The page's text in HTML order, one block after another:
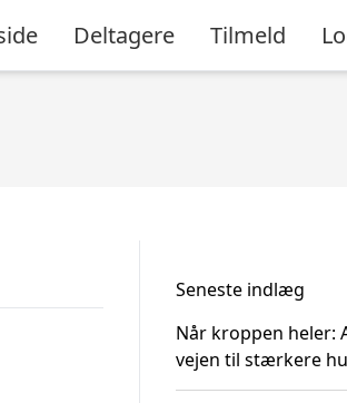
Deltagere Tilmeld
Seneste indlæg
Når kroppen heler:
vejen til stærkere